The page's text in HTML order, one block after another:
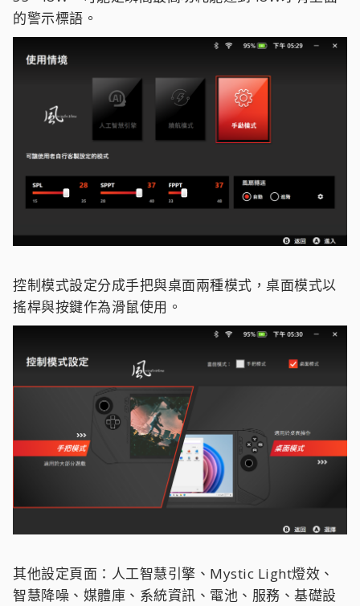
的警示標語。
控制模式設定分成手把與桌面兩種模式，桌面模式以
搖桿與按鍵作為滑鼠使用。
其他設定頁面：人工智慧引擎、Mystic Light燈效、
智慧降噪、媒體庫、系統資訊、電池、服務、基礎設